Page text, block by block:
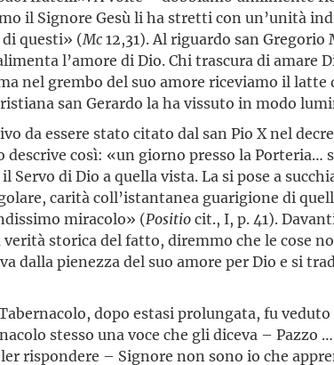
il Signore Gesù li ha stretti con un’unità
questi» (Mc12,31). Al riguardo san Gregorio
l’amore di Dio. Chi trascura di amare
nel grembo del suo amore riceviamo il latte
san Gerardo la ha vissuto in modo
da essere stato citato dal san Pio X nel
descrive così: «un giorno presso la Porteria…
di Dio a quella vista. La si pose a
carità coll’istantanea guarigione di
miracolo» (Positiocit., I, p. 41).
storica del fatto, diremmo che le cose
dalla pienezza del suo amore per Dio e si
dopo estasi prolungata, fu
stesso una voce che gli diceva – Pazzo
rispondere – Signore non sono io che